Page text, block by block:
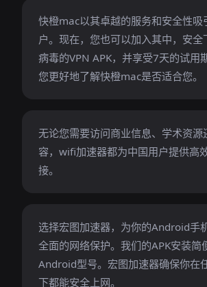
快橙mac以其卓越的服务和安全性吸
户。现在，您也可以加入其中，安全
病毒的VPN APK，并享受7天的试用
您更好地了解快橙mac是否适合您。
无论您需要访问商业信息、学术资源
容，wifi加速器都为中国用户提供高
接。
选择宏图加速器，为你的Android手
全面的网络保护。我们的APK安装简
Android型号。宏图加速器确保你在
下都能安全上网。